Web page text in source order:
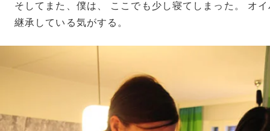
そしてまた、僕は、 ここでも少し寝てしまった。 オ
継承している気がする。